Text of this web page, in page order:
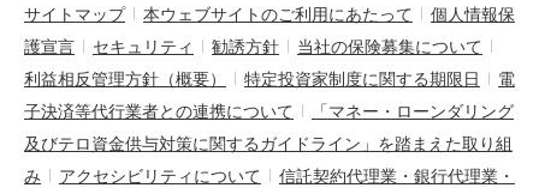
サイトマップ 本ウェブサイトのご利用にあたって
個人情報保
護宣言
セキュリティ 勧誘方針
当社の保険募集について
利益相反管理方針（概要）
特定投資家制度に関する期限日
電
子決済等代行業者との連携について
「マネー・ローンダリング
及びテロ資金供与対策に関するガイドライン」を踏まえた取り組
み
アクセシビリティについて
信託契約代理業・銀行代理業・